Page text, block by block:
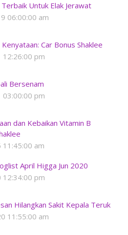
Untuk Elak Jerawat
06:00:00 am
Kenyataan: Car Bonus Shaklee
pm
Bersenam
pm
dan Kebaikan Vitamin B
am
April Higga Jun 2020
pm
Hilangkan Sakit Kepala Teruk
11:55:00 am